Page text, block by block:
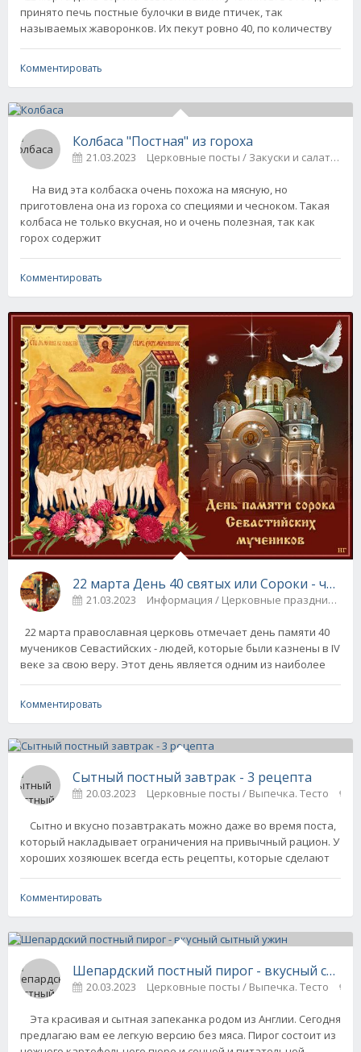
принято печь постные булочки в виде птичек, так
называемых жаворонков. Их пекут ровно 40, по количеству
Комментировать
Колбаса "Постная" из гороха
21.03.2023 Церковные посты / Закуски и салаты
На вид эта колбаска очень похожа на мясную, но
приготовлена она из гороха со специями и чесноком. Такая
колбаса не только вкусная, но и очень полезная, так как
горох содержит
Комментировать
22 марта День 40 святых или Сороки - что
21.03.2023 Информация / Церковные праздники
22 марта православная церковь отмечает день памяти 40
мучеников Севастийских - людей, которые были казнены в IV
веке за свою веру. Этот день является одним из наиболее
Комментировать
Сытный постный завтрак - 3 рецепта
20.03.2023 Церковные посты / Выпечка. Тесто
Сытно и вкусно позавтракать можно даже во время поста,
который накладывает ограничения на привычный рацион. У
хороших хозяюшек всегда есть рецепты, которые сделают
Комментировать
Шепардский постный пирог - вкусный
20.03.2023 Церковные посты / Выпечка. Тесто
Эта красивая и сытная запеканка родом из Англии. Сегодня
предлагаю вам ее легкую версию без мяса. Пирог состоит из